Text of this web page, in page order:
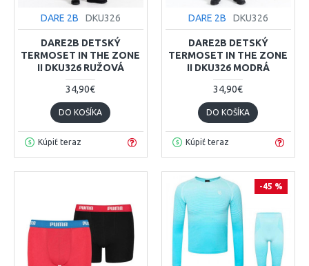
DARE 2B DKU326
DARE2B DETSKÝ
TERMOSET IN THE ZONE
II DKU326 RUŽOVÁ
34,90€
DO KOŠÍKA
Kúpiť teraz
DARE 2B DKU326
DARE2B DETSKÝ
TERMOSET IN THE ZONE
II DKU326 MODRÁ
34,90€
DO KOŠÍKA
Kúpiť teraz
-45 %